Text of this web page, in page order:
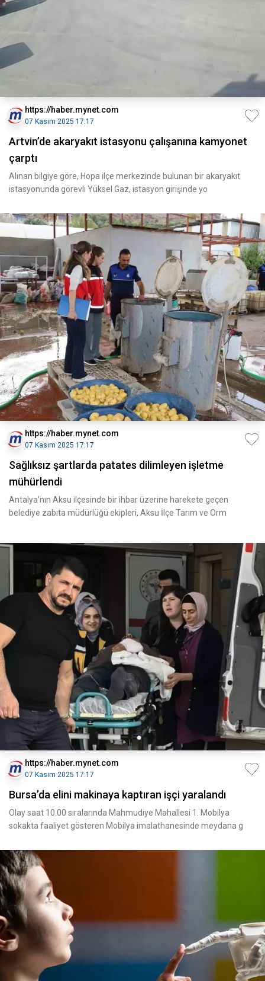
https://haber.mynet.com
07 Kasım 2025 17:17
Artvin’de akaryakıt istasyonu çalışanına kamyonet
çarptı
Alınan bilgiye göre, Hopa ilçe merkezinde bulunan bir akaryakıt
istasyonunda görevli Yüksel Gaz, istasyon girişinde yo
https://haber.mynet.com
07 Kasım 2025 17:17
Sağlıksız şartlarda patates dilimleyen işletme
mühürlendi
Antalya’nın Aksu ilçesinde bir ihbar üzerine harekete geçen
belediye zabıta müdürlüğü ekipleri, Aksu İlçe Tarım ve Orm
https://haber.mynet.com
07 Kasım 2025 17:17
Bursa’da elini makinaya kaptıran işçi yaralandı
Olay saat 10.00 sıralarında Mahmudiye Mahallesi 1. Mobilya
sokakta faaliyet gösteren Mobilya imalathanesinde meydana g